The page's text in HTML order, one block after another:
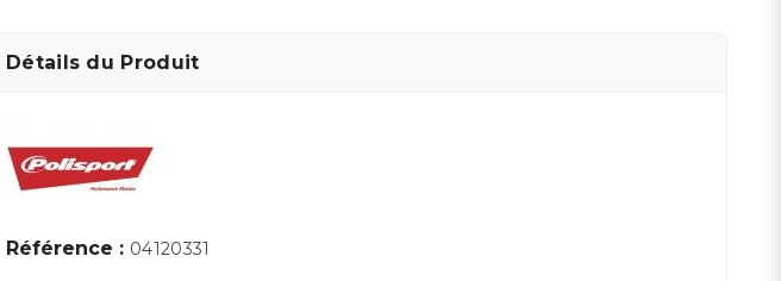
Détails du Produit
Référence : 04120331